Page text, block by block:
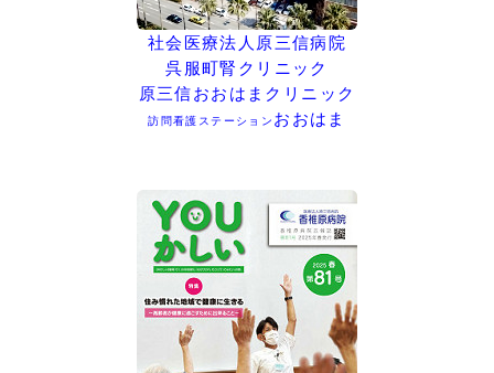
社会医療法人原三信病院
呉服町腎クリニック
原三信おおはまクリニック
訪問看護ステーション おおはま